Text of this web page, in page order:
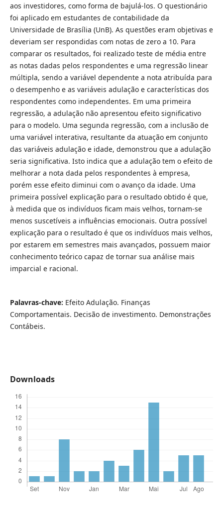
aos investidores, como forma de bajulá-los. O questionário
foi aplicado em estudantes de contabilidade da
Universidade de Brasília (UnB). As questões eram objetivas e
deveriam ser respondidas com notas de zero a 10. Para
comparar os resultados, foi realizado teste de média entre
as notas dadas pelos respondentes e uma regressão linear
múltipla, sendo a variável dependente a nota atribuída para
o desempenho e as variáveis adulação e características dos
respondentes como independentes. Em uma primeira
regressão, a adulação não apresentou efeito significativo
para o modelo. Uma segunda regressão, com a inclusão de
uma variável interativa, resultante da atuação em conjunto
das variáveis adulação e idade, demonstrou que a adulação
seria significativa. Isto indica que a adulação tem o efeito de
melhorar a nota dada pelos respondentes à empresa,
porém esse efeito diminui com o avanço da idade. Uma
primeira possível explicação para o resultado obtido é que,
à medida que os indivíduos ficam mais velhos, tornam-se
menos suscetíveis a influências emocionais. Outra possível
explicação para o resultado é que os indivíduos mais velhos,
por estarem em semestres mais avançados, possuem maior
conhecimento teórico capaz de tornar sua análise mais
imparcial e racional.
Palavras-chave: Efeito Adulação. Finanças
Comportamentais. Decisão de investimento. Demonstrações
Contábeis.
Downloads